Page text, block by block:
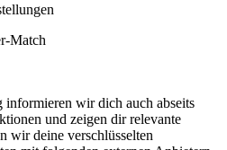
Match
wir dich auch abseits
und zeigen dir relevante
wir deine verschlüsselten